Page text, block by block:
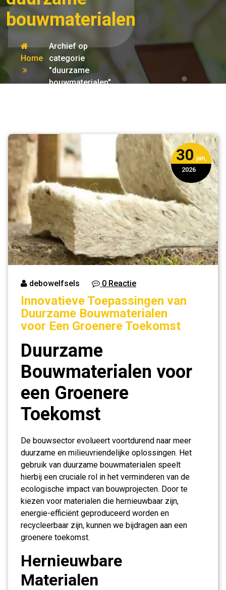
bouwmaterialen
Home
Archief op
categorie
"duurzame
bouwmaterialen"
30 jan,
2026
debowelfsels 0 Reactie
Innovatieve Toepassingen van
Duurzame Bouwmaterialen
voor Een Groenere Toekomst
Duurzame
Bouwmaterialen voor
een Groenere
Toekomst
De bouwsector evolueert voortdurend naar meer
duurzame en milieuvriendelijke oplossingen. Het
gebruik van duurzame bouwmaterialen speelt
hierbij een cruciale rol in het verminderen van de
ecologische impact van bouwprojecten. Door te
kiezen voor materialen die hernieuwbaar zijn,
energie-efficiënt geproduceerd worden en
recycleerbaar zijn, kunnen we bijdragen aan een
groenere toekomst.
Hernieuwbare
Materialen